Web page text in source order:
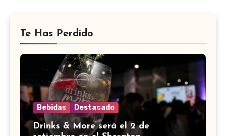
Te Has Perdido
Bebidas Destacado
Drinks & More será el 2 de